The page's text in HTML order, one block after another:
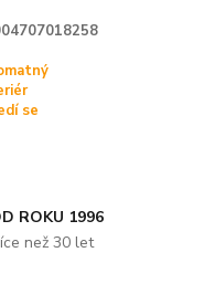
se
ROKU 1996
než 30 let